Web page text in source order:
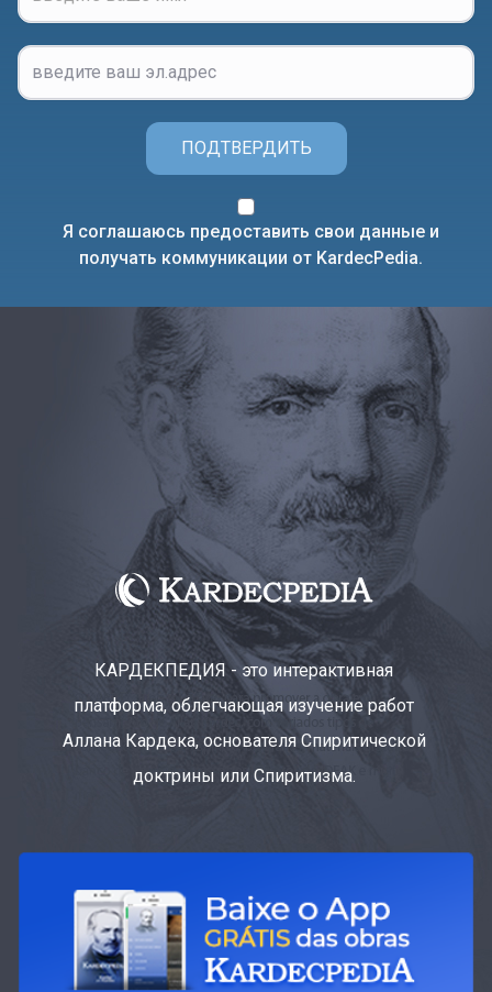
ПОДТВЕРДИТЬ
Я соглашаюсь предоставить свои данные и
получать коммуникации от KardecPedia.
КАРДЕКПЕДИЯ - это интерактивная
платформа, облегчающая изучение работ
Аллана Кардека, основателя Спиритической
доктрины или Спиритизма.